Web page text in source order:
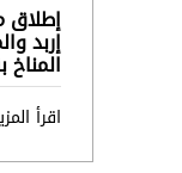
إطلاق
إربد
المناخ بقيمة
اقرأ